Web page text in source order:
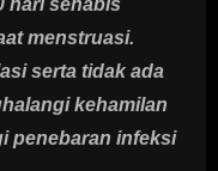
menstruasi.
serta tidak ada
kehamilan
penebaran infeksi